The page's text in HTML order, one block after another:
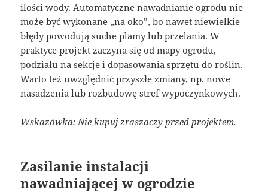
ilości wody. Automatyczne nawadnianie ogrodu nie
może być wykonane „na oko”, bo nawet niewielkie
błędy powodują suche plamy lub przelania. W
praktyce projekt zaczyna się od mapy ogrodu,
podziału na sekcje i dopasowania sprzętu do roślin.
Warto też uwzględnić przyszłe zmiany, np. nowe
nasadzenia lub rozbudowę stref wypoczynkowych.
Wskazówka: Nie kupuj zraszaczy przed projektem.
Zasilanie instalacji
nawadniającej w ogrodzie